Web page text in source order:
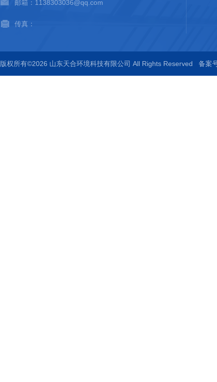
邮箱：1138303036@qq.com
传真：
版权所有©2026 山东天合环境科技有限公司 All Rights Reserved 备案